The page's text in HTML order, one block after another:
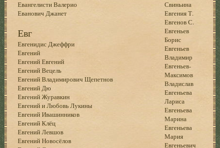
Евангелисти Валерио
Еванович Джанет
Евг
Евгенидис Джеффри
Евгений
Евгений Евгений
Евгений Вецель
Евгений Владимирович Щепетнов
Евгений Дю
Евгений Журавкин
Евгений и Любовь Лукины
Евгений Ивашинников
Евгений Клёц
Евгений Левшов
Евгений Новосёлов
Свиньина
Евгения Т.
Евгенов С.
Евгеньев
Борис
Евгеньев
Владимир
Евгеньев-
Максимов
Владислав
Евгеньева
Лариса
Евгеньева
Марина
Евгеньева
Мария
Евгеньевич